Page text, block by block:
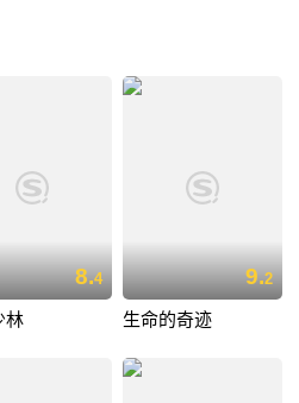
8.4
林
9.2
生命的奇迹